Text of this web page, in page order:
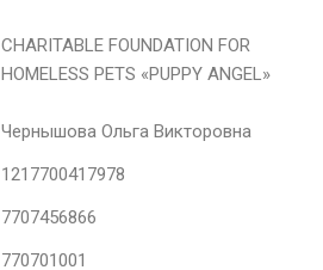
CHARITABLE FOUNDATION FOR
HOMELESS PETS «PUPPY ANGEL»
Чернышова Ольга Викторовна
1217700417978
7707456866
770701001